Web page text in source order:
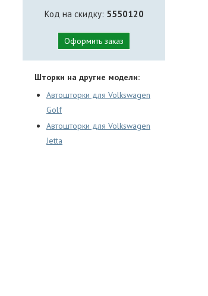
Код на скидку: 5550120
Оформить заказ
Шторки на другие модели:
Автошторки для Volkswagen
Golf
Автошторки для Volkswagen
Jetta